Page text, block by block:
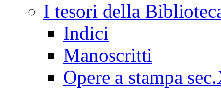
I tesori della
Indici
Manoscritti
Opere a stampa